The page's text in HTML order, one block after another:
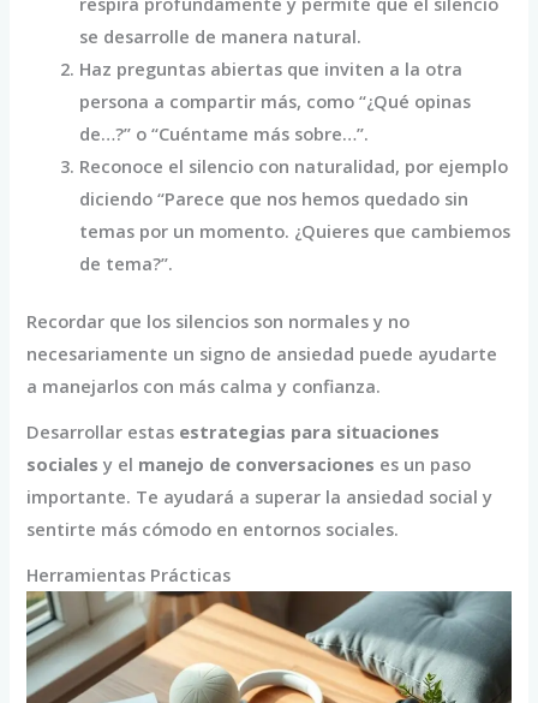
se desarrolle de manera natural.
Haz preguntas abiertas que inviten a la otra
persona a compartir más, como “¿Qué opinas
de…?” o “Cuéntame más sobre…”.
Reconoce el silencio con naturalidad, por ejemplo
diciendo “Parece que nos hemos quedado sin
temas por un momento. ¿Quieres que cambiemos
de tema?”.
Recordar que los silencios son normales y no
necesariamente un signo de ansiedad puede ayudarte
a manejarlos con más calma y confianza.
Desarrollar estas estrategias para situaciones
sociales y el manejo de conversaciones es un paso
importante. Te ayudará a superar la ansiedad social y
sentirte más cómodo en entornos sociales.
Herramientas Prácticas